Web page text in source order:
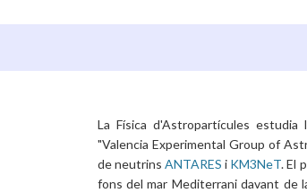
La Física d'Astropartícules
"Valencia Experimental Group of
de neutrins ANTARES i KM3NeT. El
fons del mar Mediterrani davant de